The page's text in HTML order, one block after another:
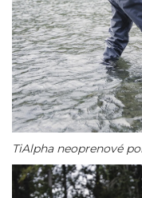
TiAlpha neoprenové